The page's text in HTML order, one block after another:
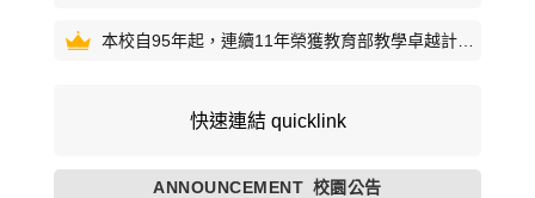
本校自95年起，連續11年榮獲教育部教學卓越計畫
快速連結 quicklink
ANNOUNCEMENT 校園公告